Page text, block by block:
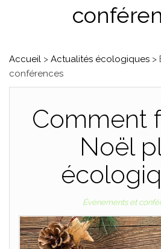
Accueil > Actualités écologiques >
conférences
Comment
Noël
Événements et